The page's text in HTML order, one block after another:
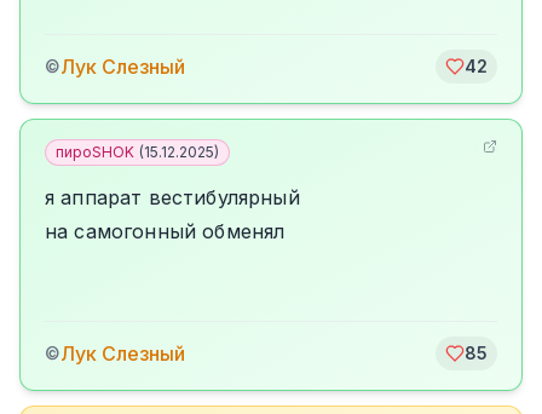
©Лук Слезный 42
пироSHOK (15.12.2025)
я аппарат вестибулярный
на самогонный обменял
©Лук Слезный 85